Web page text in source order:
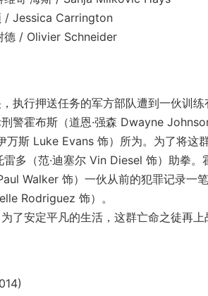
Jessica Carrington
/ Olivier Schneider
行押送任务的军方部队遭到一伙训练
警霍布斯（道恩·强森 Dwayne
万斯 Luke Evans 饰）所为。为了将
雷多（范·迪塞尔 Vin Diesel 饰）助拳
Walker 饰）一伙从前的犯罪记录一
Rodriguez 饰）。
安定平凡的生活，这群亡命之徒再